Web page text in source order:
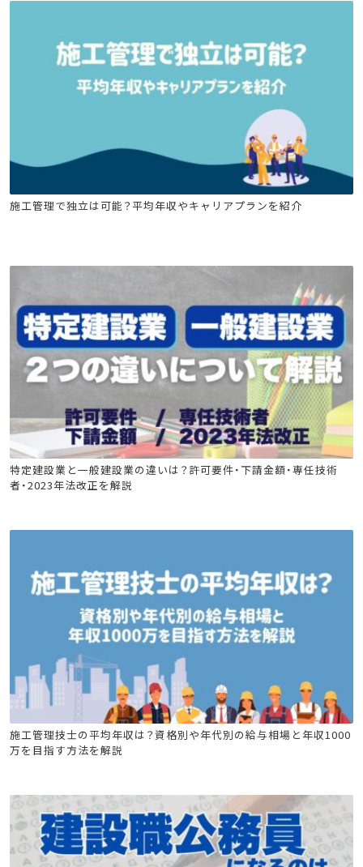
建設キャリア転職 建築施工管理技士 土木施工管理技士
施工管理で独立は可能？平均年収やキャリアプランを紹介
造園施工管理技士 建築施工管理技士 土木施工管理技士
電気工事施工管理技士 管工事施工管理技士
特定建設業と一般建設業の違いは？許可要件・下請金額・専任技術
者・2023年法改正を解説
建設キャリア転職 造園施工管理技士 建築施工管理技士
土木施工管理技士 電気工事施工管理技士
施工管理技士の平均年収は？資格別や年代別の給与相場と年収1000
万を目指す方法を解説